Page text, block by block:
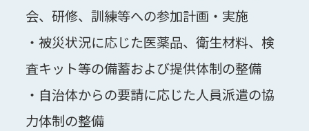
会、研修、訓練等への参加計画・実施
・被災状況に応じた医薬品、衛生材料、検
査キット等の備蓄および提供体制の整備
・自治体からの要請に応じた人員派遣の協
力体制の整備